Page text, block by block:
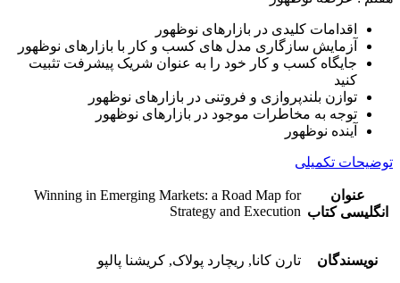
اقدامات کلیدی در بازارهای نوظهور
آزمایش سازگاری مدل های کسب و کار با بازارهای نوظهور
جایگاه کسب و کار خود را به عنوان شریک پیشرفت تثبیت
کنید
توازن بلندپروازی و فروتنی در بازارهای نوظهور
توجه به مخاطرات موجود در بازارهای نوظهور
آینده نوظهور
توضیحات تکمیلی
عنوان
انگلیسی کتاب
Winning in Emerging Markets: a Road Map for
Strategy and Execution
نویسندگان تارن کانا, ریچارد پولاک, کریشنا پالپو